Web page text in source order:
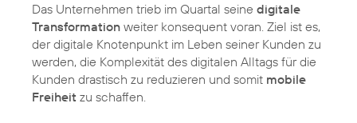
Das Unternehmen trieb im Quartal seine digitale
Transformation weiter konsequent voran. Ziel ist es,
der digitale Knotenpunkt im Leben seiner Kunden zu
werden, die Komplexität des digitalen Alltags für die
Kunden drastisch zu reduzieren und somit mobile
Freiheit zu schaffen.